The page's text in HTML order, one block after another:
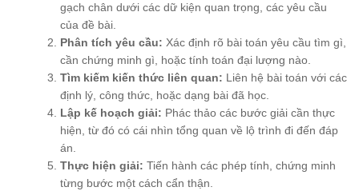
gạch chân dưới các dữ kiện quan trọng, các yêu cầu
của đề bài.
Phân tích yêu cầu: Xác định rõ bài toán yêu cầu tìm gì,
cần chứng minh gì, hoặc tính toán đại lượng nào.
Tìm kiếm kiến thức liên quan: Liên hệ bài toán với các
định lý, công thức, hoặc dạng bài đã học.
Lập kế hoạch giải: Phác thảo các bước giải cần thực
hiện, từ đó có cái nhìn tổng quan về lộ trình đi đến đáp
án.
Thực hiện giải: Tiến hành các phép tính, chứng minh
từng bước một cách cẩn thận.